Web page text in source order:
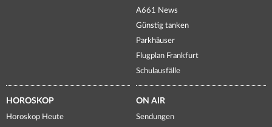
A661 News
Günstig tanken
Parkhäuser
Flugplan Frankfurt
Schulausfälle
HOROSKOP
Horoskop Heute
ON AIR
Sendungen